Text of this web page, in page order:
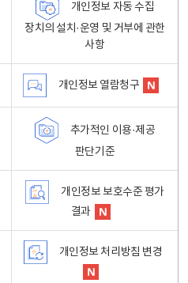
개인정보 자동 수집
장치의 설치·운영 및 거부에 관한
사항
개인정보 열람청구
추가적인 이용·제공
판단기준
개인정보 보호수준 평가
결과
개인정보 처리방침 변경